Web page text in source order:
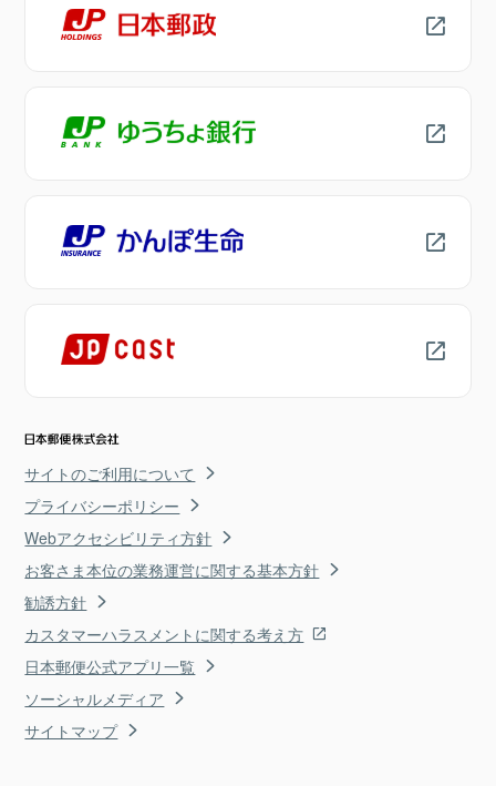
サイトのご利用について
プライバシーポリシー
Webアクセシビリティ方針
お客さま本位の業務運営に関する基本方針
勧誘方針
カスタマーハラスメントに関する考え方
日本郵便公式アプリ一覧
ソーシャルメディア
サイトマップ